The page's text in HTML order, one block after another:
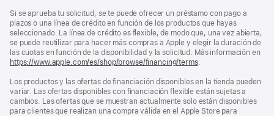
Si se aprueba tu solicitud, se te puede ofrecer un préstamo con pago a
plazos o una línea de crédito en función de los productos que hayas
seleccionado. La línea de crédito es flexible, de modo que, una vez abierta,
se puede reutilizar para hacer más compras a Apple y elegir la duración de
las cuotas en función de la disponibilidad y la solicitud. Más información en
https://www.apple.com/es/shop/browse/financing/terms.
Los productos y las ofertas de financiación disponibles en la tienda pueden
variar. Las ofertas disponibles con financiación flexible están sujetas a
cambios. Las ofertas que se muestran actualmente solo están disponibles
para clientes que realizan una compra válida en el Apple Store para